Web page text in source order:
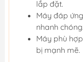
lắp đặt.
Máy đáp
nhanh chóng.
Máy phù
bị mạnh mẽ.